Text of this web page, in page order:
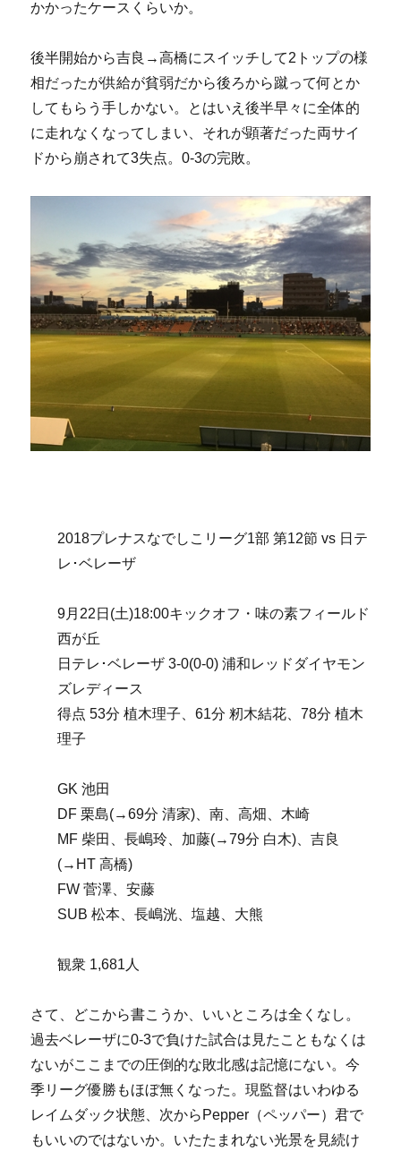
かかったケースくらいか。
後半開始から吉良→高橋にスイッチして2トップの様
相だったが供給が貧弱だから後ろから蹴って何とか
してもらう手しかない。とはいえ後半早々に全体的
に走れなくなってしまい、それが顕著だった両サイ
ドから崩されて3失点。0-3の完敗。
2018プレナスなでしこリーグ1部 第12節 vs 日テ
レ･ベレーザ
9月22日(土)18:00キックオフ・味の素フィールド
西が丘
日テレ･ベレーザ 3-0(0-0) 浦和レッドダイヤモン
ズレディース
得点 53分 植木理子、61分 籾木結花、78分 植木
理子
GK 池田
DF 栗島(→69分 清家)、南、高畑、木崎
MF 柴田、長嶋玲、加藤(→79分 白木)、吉良
(→HT 高橋)
FW 菅澤、安藤
SUB 松本、長嶋洸、塩越、大熊
観衆 1,681人
さて、どこから書こうか、いいところは全くなし。
過去ベレーザに0-3で負けた試合は見たこともなくは
ないがここまでの圧倒的な敗北感は記憶にない。今
季リーグ優勝もほぼ無くなった。現監督はいわゆる
レイムダック状態、次からPepper（ペッパー）君で
もいいのではないか。いたたまれない光景を見続け